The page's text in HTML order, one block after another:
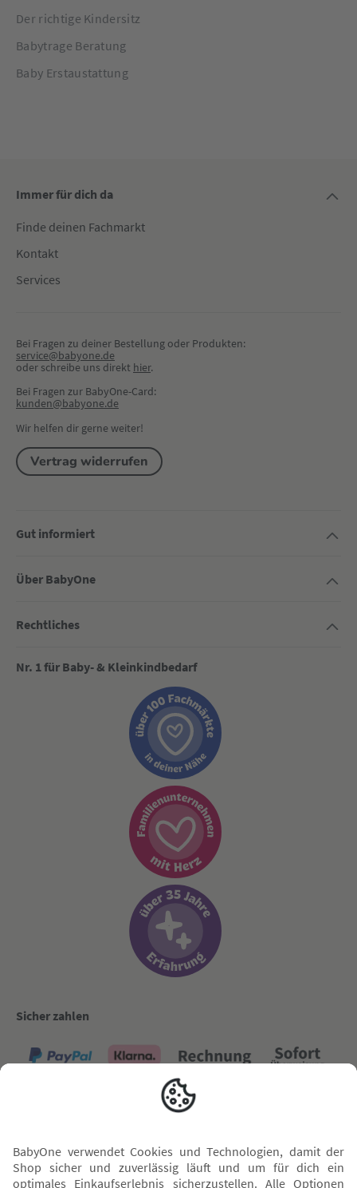
Der richtige Kindersitz
Babytrage Beratung
Baby Erstaustattung
Immer für dich da
Finde deinen Fachmarkt
Kontakt
Services
Bei Fragen zu deiner Bestellung oder Produkten:
service@babyone.de
oder schreibe uns direkt hier.
Bei Fragen zur BabyOne-Card:
kunden@babyone.de
Wir helfen dir gerne weiter!
Vertrag widerrufen
Gut informiert
Über BabyOne
Rechtliches
Nr. 1 für Baby- & Kleinkindbedarf
Sicher zahlen
Versand mit